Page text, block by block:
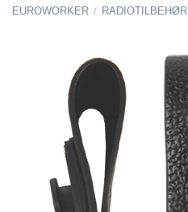
EUROWORKER / RADIOTILBEHØR